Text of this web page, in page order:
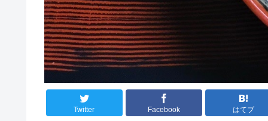
Twitter Facebook はてブ